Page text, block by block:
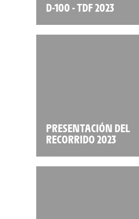
D-100 - TDF 2023
PRESENTACIÓN DEL
RECORRIDO 2023